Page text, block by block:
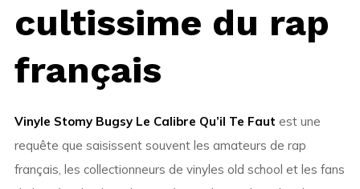
cultissime du rap
français
Vinyle Stomy Bugsy Le Calibre Qu’il Te Faut est une
requête que saisissent souvent les amateurs de rap
français, les collectionneurs de vinyles old school et les fans